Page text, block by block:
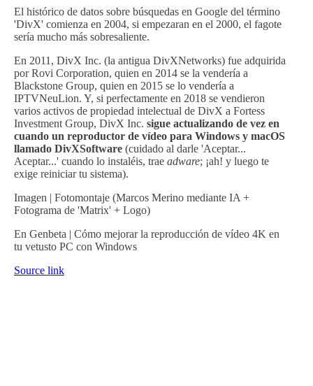
El histórico de datos sobre búsquedas en Google del término
'DivX' comienza en 2004, si empezaran en el 2000, el fagote
sería mucho más sobresaliente.
En 2011, DivX Inc. (la antigua DivXNetworks) fue adquirida
por Rovi Corporation, quien en 2014 se la vendería a
Blackstone Group, quien en 2015 se lo vendería a
IPTVNeuLion. Y, si perfectamente en 2018 se vendieron
varios activos de propiedad intelectual de DivX a Fortess
Investment Group, DivX Inc. sigue actualizando de vez en
cuando un reproductor de vídeo para Windows y macOS
llamado DivXSoftware (cuidado al darle 'Aceptar...
Aceptar...' cuando lo instaléis, trae adware; ¡ah! y luego te
exige reiniciar tu sistema).
Imagen | Fotomontaje (Marcos Merino mediante IA +
Fotograma de 'Matrix' + Logo)
En Genbeta | Cómo mejorar la reproducción de vídeo 4K en
tu vetusto PC con Windows
Source link